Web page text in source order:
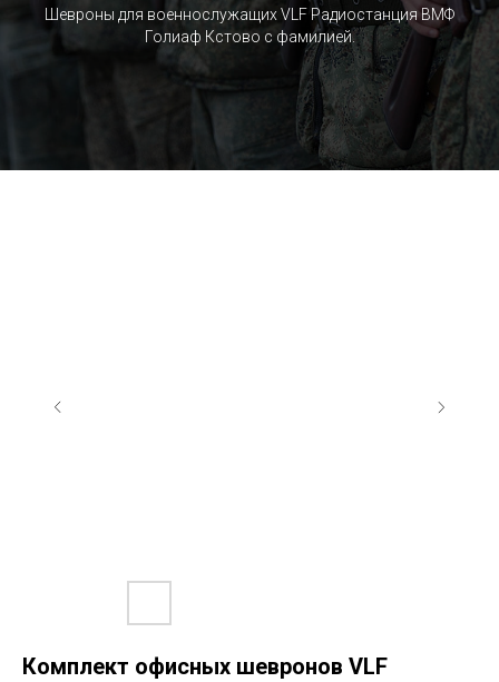
Шевроны для военнослужащих VLF Радиостанция ВМФ
Голиаф Кстово c фамилией.
Комплект офисных шевронов VLF